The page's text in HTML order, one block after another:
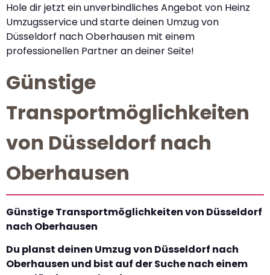
Hole dir jetzt ein unverbindliches Angebot von Heinz
Umzugsservice und starte deinen Umzug von
Düsseldorf nach Oberhausen mit einem
professionellen Partner an deiner Seite!
Günstige
Transportmöglichkeiten
von Düsseldorf nach
Oberhausen
Günstige Transportmöglichkeiten von Düsseldorf
nach Oberhausen
Du planst deinen Umzug von Düsseldorf nach
Oberhausen und bist auf der Suche nach einem